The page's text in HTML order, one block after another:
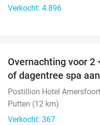
Verkocht: 4.896
Overnachting voor 2
of dagentree spa
Postillion Hotel
Putten (12 km)
Verkocht: 367